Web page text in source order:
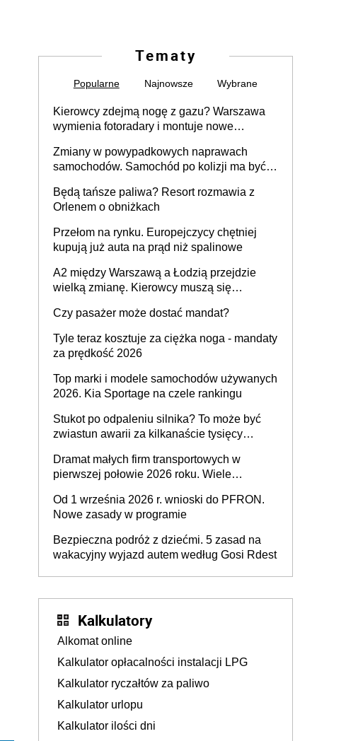
Tematy
Popularne Najnowsze Wybrane
Kierowcy zdejmą nogę z gazu? Warszawa
wymienia fotoradary i montuje nowe
Zmiany w powypadkowych naprawach
samochodów. Samochód po kolizji ma być
technologią producenta
Będą tańsze paliwa? Resort rozmawia z
Orlenem o obniżkach
Przełom na rynku. Europejczycy chętniej
kupują już auta na prąd niż spalinowe
A2 między Warszawą a Łodzią przejdzie
wielką zmianę. Kierowcy muszą się
Czy pasażer może dostać mandat?
Tyle teraz kosztuje za ciężka noga - mandaty
za prędkość 2026
Top marki i modele samochodów używanych
2026. Kia Sportage na czele rankingu
Stukot po odpaleniu silnika? To może być
zwiastun awarii za kilkanaście tysięcy
Dramat małych firm transportowych w
pierwszej połowie 2026 roku. Wiele
Od 1 września 2026 r. wnioski do PFRON.
Nowe zasady w programie
Bezpieczna podróż z dziećmi. 5 zasad na
wakacyjny wyjazd autem według Gosi Rdest
Kalkulatory
Alkomat online
Kalkulator opłacalności instalacji LPG
Kalkulator ryczałtów za paliwo
Kalkulator urlopu
Kalkulator ilości dni